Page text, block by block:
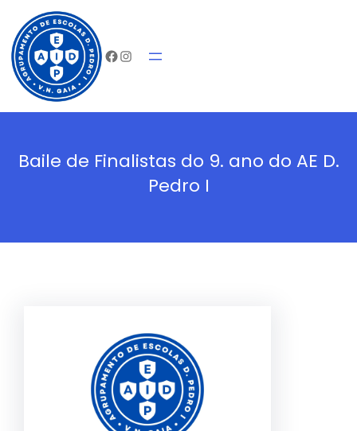
Saltar
para
conteúdo
Facebook
Instagram
Baile de Finalistas do 9. ano do AE D.
Pedro I